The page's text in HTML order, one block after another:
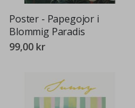
Poster - Papegojor i
Blommig Paradis
99,00 kr